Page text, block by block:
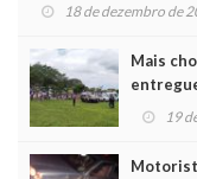
18 de dezembro de
Mais
19